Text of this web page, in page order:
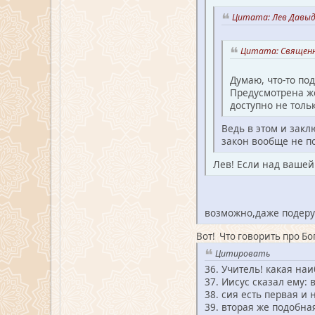
Цитата: Лев
Цитата:
Думаю, что-то
Предусмотрена
доступно не
Ведь в этом и
закон вообще не
Лев! Если над вашей
возможно,даже
Вот! Что говорить про
Цитировать
36. Учитель! какая
37. Иисус сказал ему:
38. сия есть первая и
39. вторая же